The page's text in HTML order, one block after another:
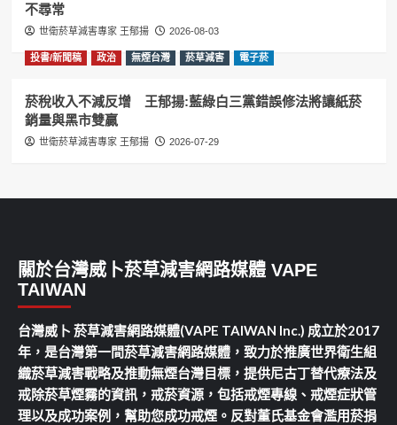
不尋常
世衛菸草減害專家 王郁揚 2026-08-03
投書/新聞稿 政治 無煙台灣 菸草減害 電子菸
菸稅收入不減反增 王郁揚:藍綠白三黨錯誤修法將讓紙菸
銷量與黑市雙贏
世衛菸草減害專家 王郁揚 2026-07-29
關於台灣威卜菸草減害網路媒體 VAPE
TAIWAN
台灣威卜 菸草減害網路媒體(VAPE TAIWAN Inc.) 成立於2017
年，是台灣第一間菸草減害網路媒體，致力於推廣世界衛生組
織菸草減害戰略及推動無煙台灣目標，提供尼古丁替代療法及
戒除菸草煙霧的資訊，戒菸資源，包括戒煙專線、戒煙症狀管
理以及成功案例，幫助您成功戒煙。反對董氏基金會濫用菸捐